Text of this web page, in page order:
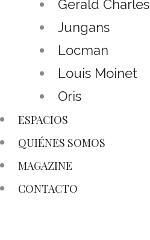
Gerald Charles
Jungans
Locman
Louis Moinet
Oris
ESPACIOS
QUIÉNES SOMOS
MAGAZINE
CONTACTO